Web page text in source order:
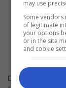
Disclaimer
may use
Some
of legitimate
your options
or in the site
and cookie